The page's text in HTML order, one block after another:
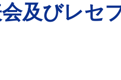
及びレセ